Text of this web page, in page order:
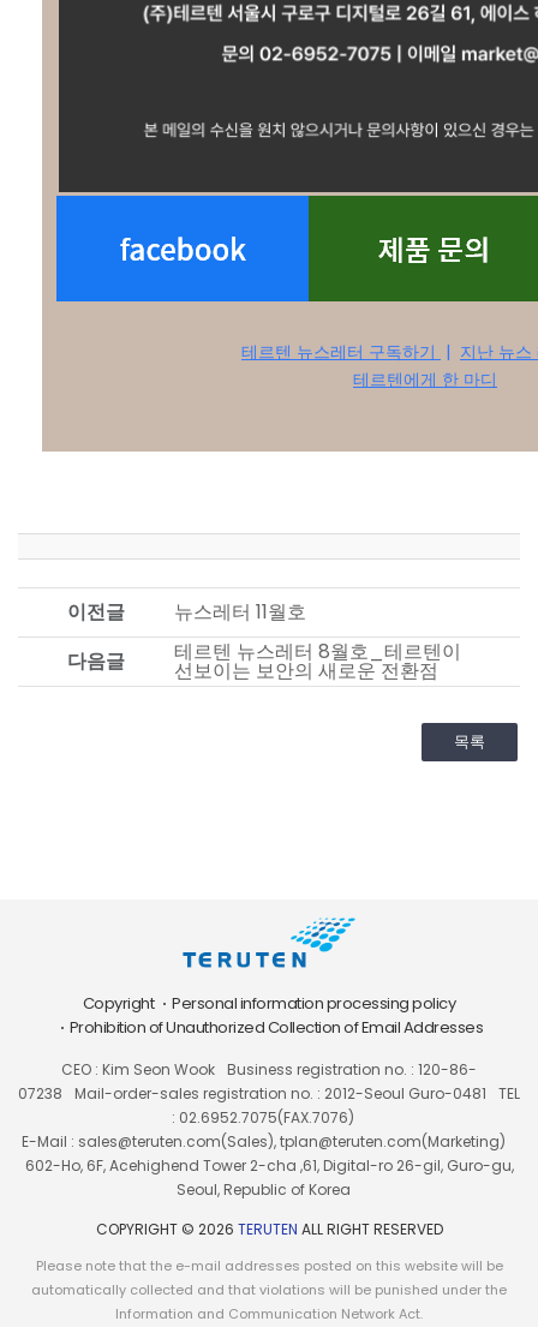
테르텐 뉴스레터 구독하기 | 지난 뉴
테르텐에게 한 마디
이전글
뉴스레터 11월호
다음글
테르텐 뉴스레터 8월호_테르텐이
선보이는 보안의 새로운 전환점
목록
Copyright
Personal information processing policy
Prohibition of Unauthorized Collection of Email Addresses
CEO : Kim Seon Wook
Business registration no. : 120-86-
07238
Mail-order-sales registration no. : 2012-Seoul Guro-0481
TEL
: 02.6952.7075(FAX.7076)
E-Mail : sales@teruten.com(Sales), tplan@teruten.com(Marketing)
602-Ho, 6F, Acehighend Tower 2-cha ,61, Digital-ro 26-gil, Guro-gu,
Seoul, Republic of Korea
COPYRIGHT © 2026 TERUTEN ALL RIGHT RESERVED
Please note that the e-mail addresses posted on this website will be
automatically collected and that violations will be punished under the
Information and Communication Network Act.